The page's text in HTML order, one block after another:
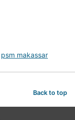
psm makassar
Back to top